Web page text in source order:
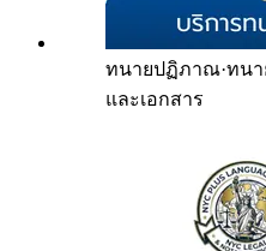
ทนายปฏิภาณ·ทนา
และเอกสาร